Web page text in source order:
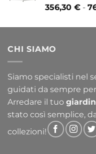
356,30 € -
CHI SIAMO
Siamo specialisti nel
guidati da sempre
Arredare il tuo
stato così semplice,
collezioni!